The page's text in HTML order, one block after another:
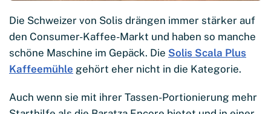
Die Schweizer von Solis drängen immer stärker auf
den Consumer-Kaffee-Markt und haben so manche
schöne Maschine im Gepäck. Die Solis Scala Plus
Kaffeemühle gehört eher nicht in die Kategorie.
Auch wenn sie mit ihrer Tassen-Portionierung mehr